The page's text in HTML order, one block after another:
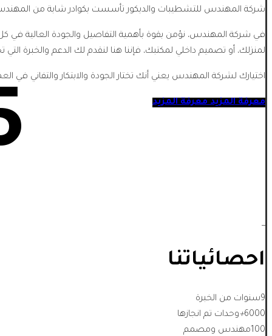
شركة المهندس للتشطيبات والديكور تأسست بكوادر شابة من
في شركة المهندس، نؤمن بقوة بأهمية التفاصيل والجودة العالية
لمنزلك، أو تصميم داخلي لمكتبك، فإننا هنا لنقدم لك الدعم والخبرة التي
اختيارك لشركة المهندس يعني أنك تختار الجودة والابتكار والتفاني في
معرفة المزيدمعرفة المزيد
_
احصائياتنا
9سنوات من الخبرة
6000
+وحدات تم انجازها
100 مهندس ومصمم